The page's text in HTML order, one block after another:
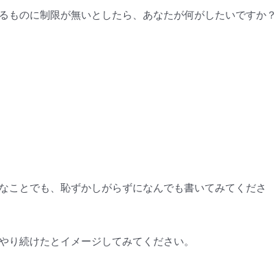
ものに制限が無いとしたら、あなたが何がしたいですか？
ことでも、恥ずかしがらずになんでも書いてみてくださ
り続けたとイメージしてみてください。